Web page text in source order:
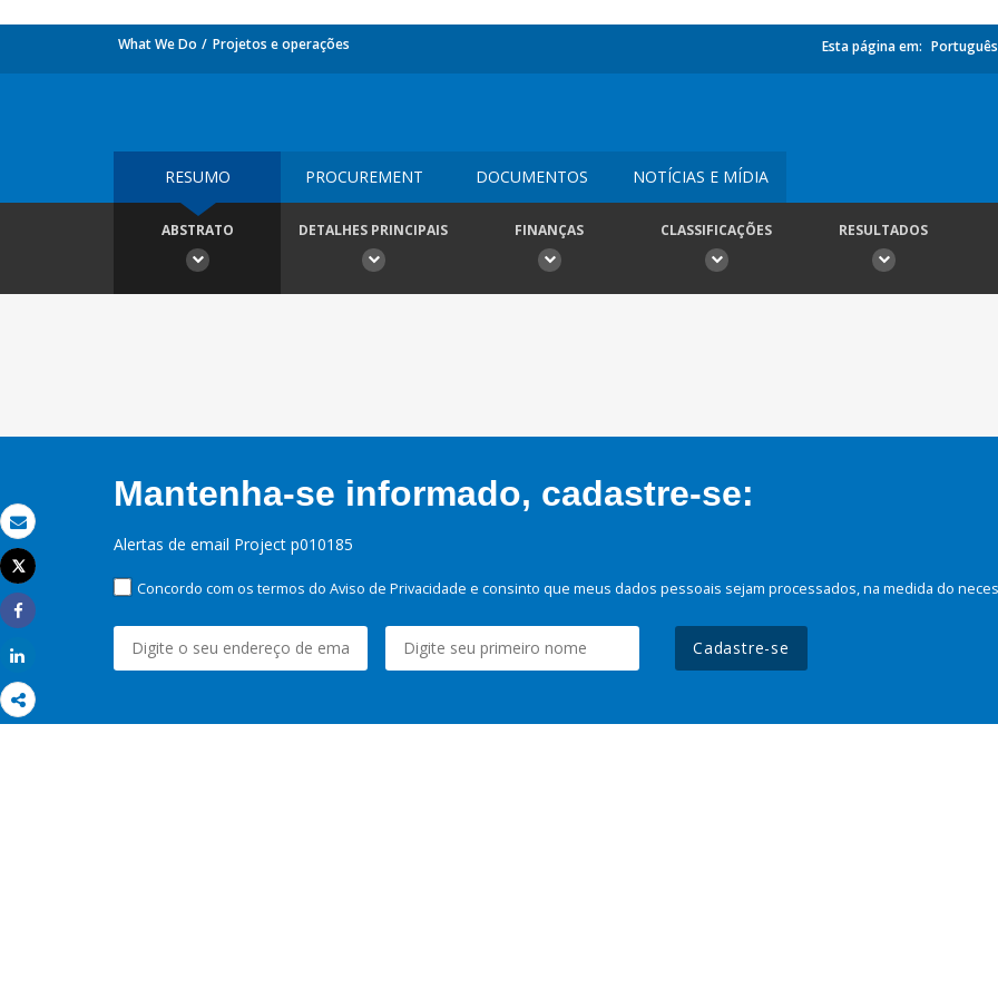
Email
Imprimir
Tweet
Share
What We Do Projetos e operações Esta página em: Português
RESUMO PROCUREMENT DOCUMENTOS NOTÍCIAS E MÍDIA
ABSTRATO DETALHES PRINCIPAIS FINANÇAS CLASSIFICAÇÕES RESULTADOS
Mantenha-se informado, cadastre-se:
Alertas de email Project p010185
Concordo com os termos do Aviso de Privacidade e consinto que meus dados pessoais sejam processados, na medida do
Cadastre-se